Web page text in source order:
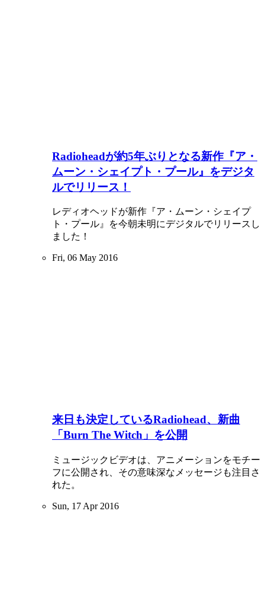
Radioheadが約5年ぶりとなる新作『ア・
ムーン・シェイプト・プール』をデジタ
ルでリリース！
レディオヘッドが新作『ア・ムーン・シェイプ
ト・プール』を今朝未明にデジタルでリリースし
ました！
Fri, 06 May 2016
来日も決定しているRadiohead、新曲
「Burn The Witch」を公開
ミュージックビデオは、アニメーションをモチー
フに公開され、その意味深なメッセージも注目さ
れた。
Sun, 17 Apr 2016